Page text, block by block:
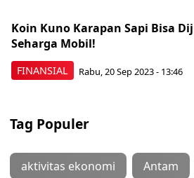
FINANSIAL
Koin Kuno Karapan Sapi Bisa
Seharga Mobil!
Rabu, 20 Sep 2023 - 13:46
Tag Populer
aktivitas ekonomi Antam